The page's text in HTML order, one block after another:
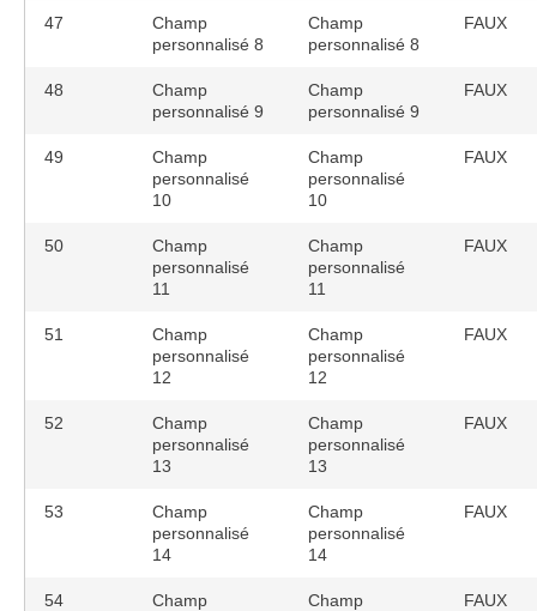
47
Champ
personnalisé 8
Champ
personnalisé 8
FAUX
48
Champ
personnalisé 9
Champ
personnalisé 9
FAUX
49
Champ
personnalisé
10
Champ
personnalisé
10
FAUX
50
Champ
personnalisé
11
Champ
personnalisé
11
FAUX
51
Champ
personnalisé
12
Champ
personnalisé
12
FAUX
52
Champ
personnalisé
13
Champ
personnalisé
13
FAUX
53
Champ
personnalisé
14
Champ
personnalisé
14
FAUX
54
Champ
Champ
FAUX